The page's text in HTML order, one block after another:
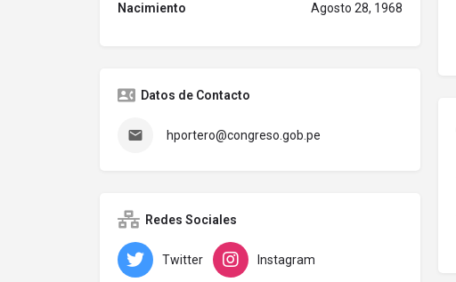
Nacimiento Agosto 28, 1968
Datos de Contacto
hportero@congreso.gob.pe
Redes Sociales
Twitter Instagram